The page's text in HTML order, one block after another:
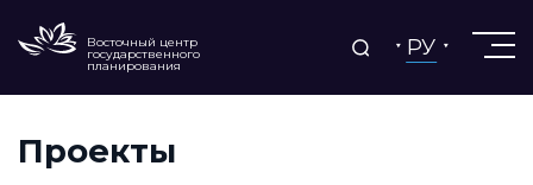
Восточный центр
государственного
планирования
РУ
Проекты